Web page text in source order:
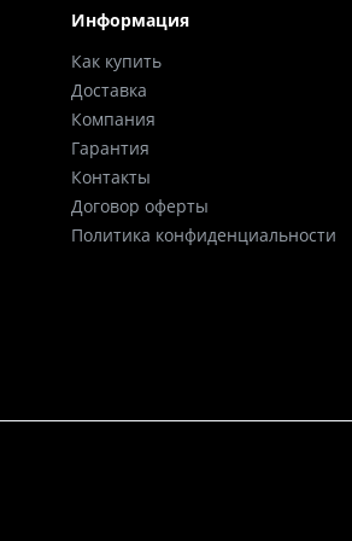
Информация
Как купить
Доставка
Компания
Гарантия
Контакты
Договор оферты
Политика конфиденциальности